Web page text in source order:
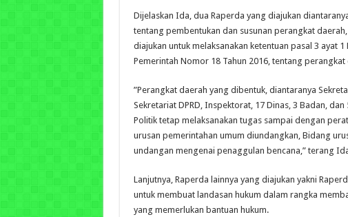
Dijelaskan Ida, dua Raperda yang diajukan
tentang pembentukan dan susunan perangkat
diajukan untuk melaksanakan ketentuan pasal 3 ayat 1
Pemerintah Nomor 18 Tahun 2016, tentang perangkat
”Perangkat daerah yang dibentuk, diantaranya
Sekretariat DPRD, Inspektorat, 17 Dinas, 3 Badan,
Politik tetap melaksanakan tugas sampai dengan
urusan pemerintahan umum diundangkan, Bidang
undangan mengenai penaggulan bencana,” terang
Lanjutnya, Raperda lainnya yang diajukan yakni
untuk membuat landasan hukum dalam rangka
yang memerlukan bantuan hukum.